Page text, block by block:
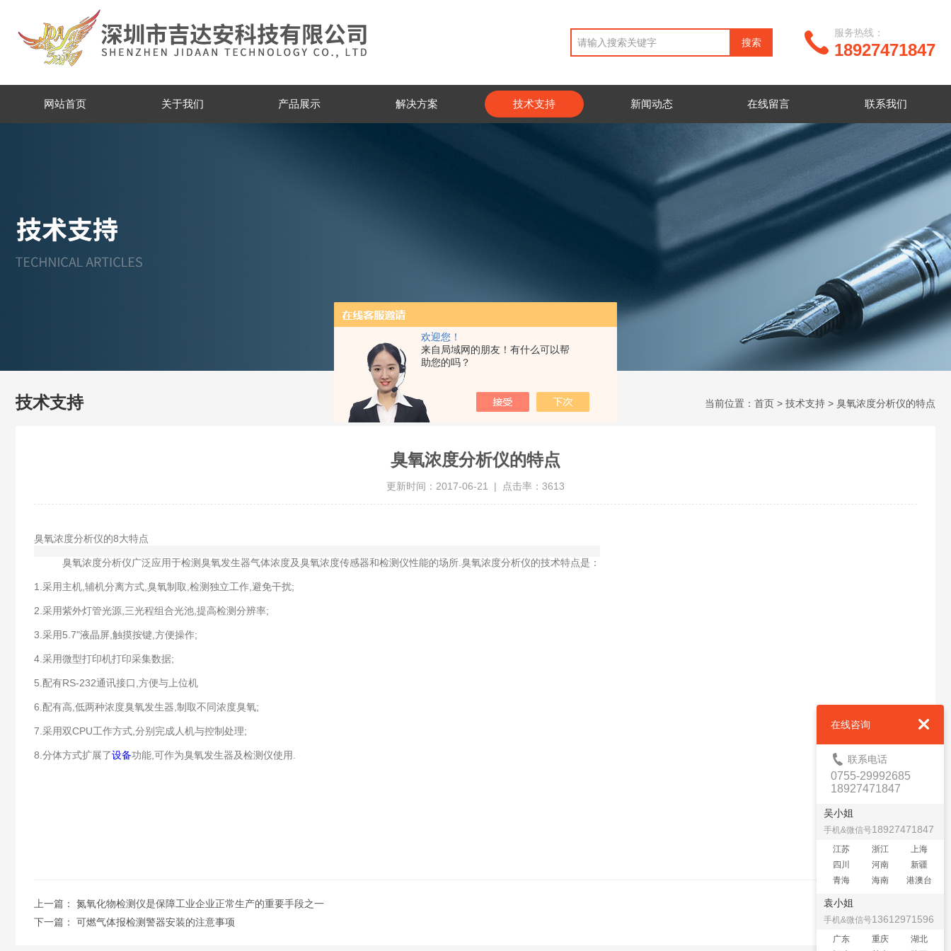
欢迎您！
来自局域网的朋友！有什么可以帮
助您的吗？
18927471847
服务热线：
网站首页 关于我们 产品展示 解决方案 技术支持 新闻动态 在线留言 联系我们
技术支持 当前位置： 首页 > 技术支持 > 臭氧浓度分析仪的特点
臭氧浓度分析仪的特点
更新时间：2017-06-21 | 点击率：3613
臭氧浓度分析仪的8大特点
臭氧浓度分析仪广泛应用于检测臭氧发生器气体浓度及臭氧浓度传感器和检测仪性能的场所.臭氧浓度分析仪的技术特点是：
1.采用主机,辅机分离方式,臭氧制取,检测独立工作,避免干扰;
2.采用紫外灯管光源,三光程组合光池,提高检测分辨率;
3.采用5.7"液晶屏,触摸按键,方便操作;
4.采用微型打印机打印采集数据;
5.配有RS-232通讯接口,方便与上位机
6.配有高,低两种浓度臭氧发生器,制取不同浓度臭氧;
7.采用双CPU工作方式,分别完成人机与控制处理;
8.分体方式扩展了设备功能,可作为臭氧发生器及检测仪使用.
上一篇： 氮氧化物检测仪是保障工业企业正常生产的重要手段之一
下一篇： 可燃气体报检测警器安装的注意事项
在线咨询
联系电话
0755-29992685
18927471847
吴小姐
手机&微信号18927471847
江苏 浙江
上海
四川
河南
新疆
青海
海南 港澳台
袁小姐
手机&微信号13612971596
广东 重庆
湖北